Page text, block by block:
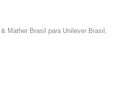
Mather Brasil para Unilever Brasil,